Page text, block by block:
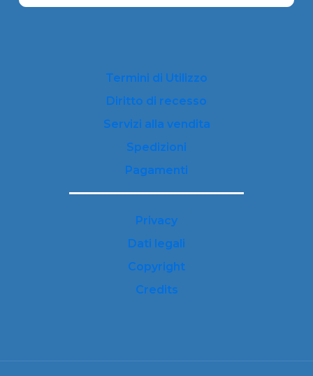
Termini di Utilizzo
Diritto di recesso
Servizi alla vendita
Spedizioni
Pagamenti
Privacy
Dati legali
Copyright
Credits